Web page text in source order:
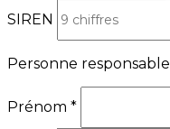
SIREN
Personne responsable
Prénom *